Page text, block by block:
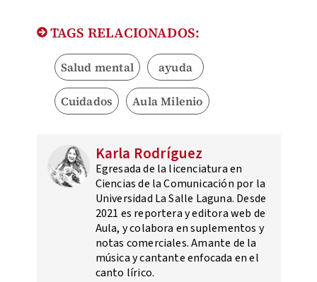
TAGS RELACIONADOS:
Salud mental ayuda
Cuidados Aula Milenio
Karla Rodríguez
Egresada de la licenciatura en
Ciencias de la Comunicación por la
Universidad La Salle Laguna. Desde
2021 es reportera y editora web de
Aula, y colabora en suplementos y
notas comerciales. Amante de la
música y cantante enfocada en el
canto lírico.